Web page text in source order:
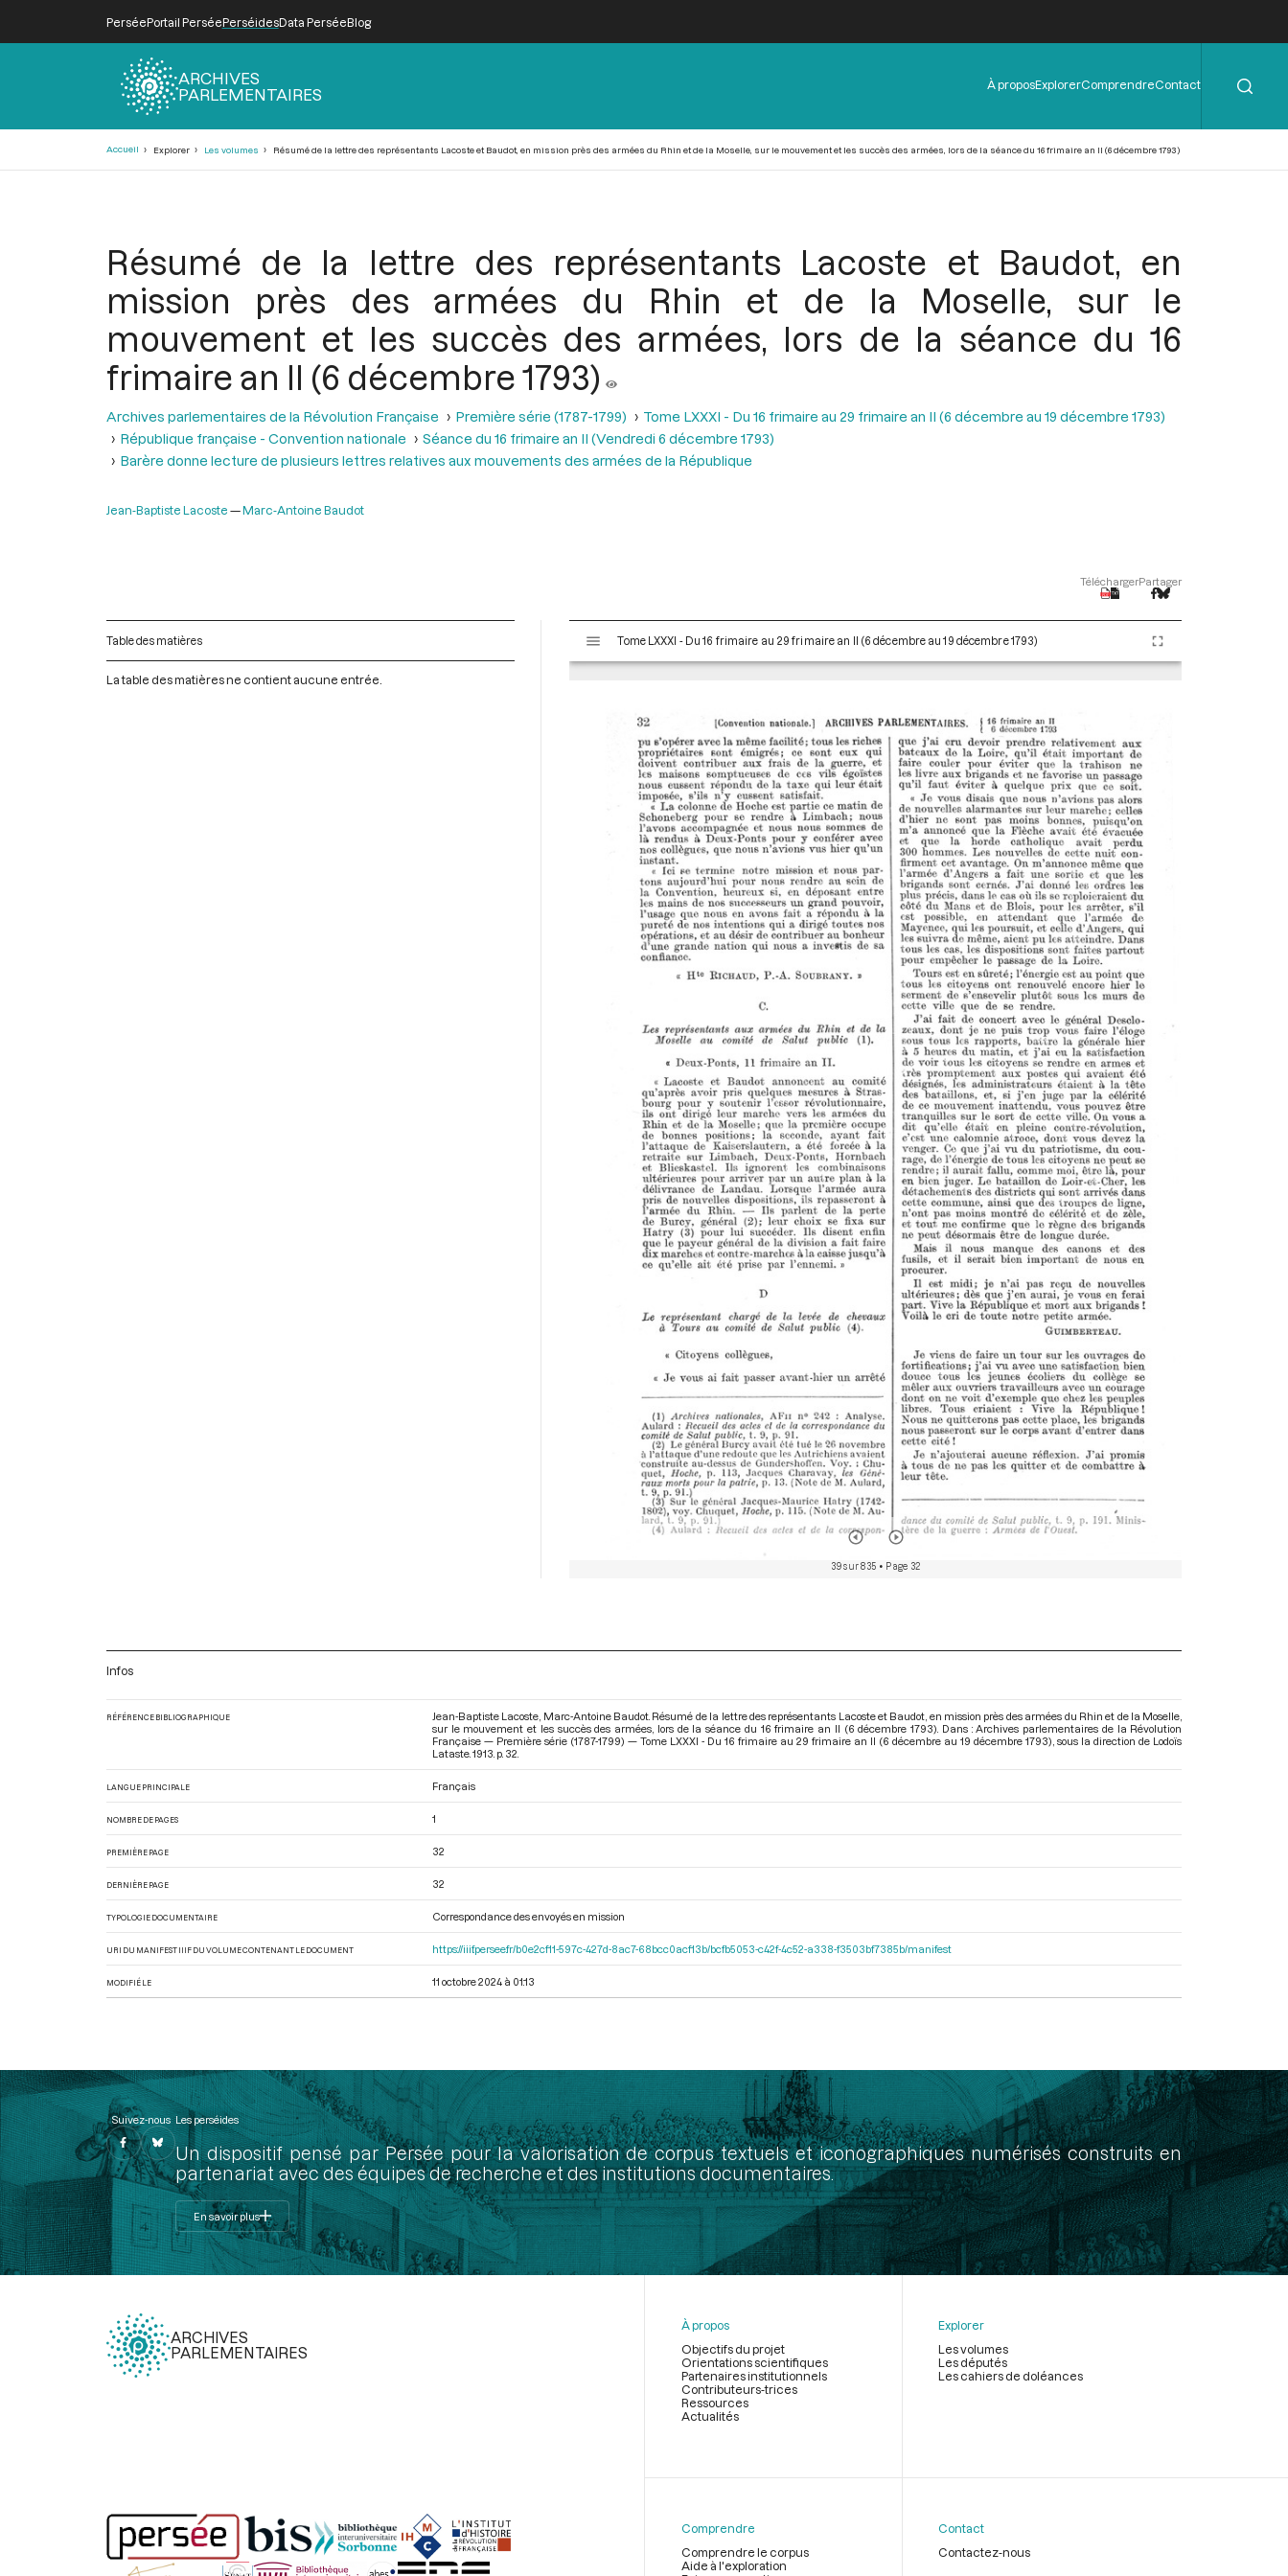
PerséePortail PerséePerséidesData PerséeBlog
ARCHIVES
PARLEMENTAIRES
Menu
de
À proposExplorerComprendreContact
Accueil Explorer Les volumes Résumé de la lettre des représentants Lacoste et Baudot, en mission près des armées du Rhin et de la Moselle, sur le mouvement et les succès des armées, lors de la séance du 16 frimaire an II (6 décembre 1793)
Résumé de la lettre des représentants Lacoste et Baudot, en
mission près des armées du Rhin et de la Moselle, sur le
mouvement et les succès des armées, lors de la séance du 16
frimaire an II (6 décembre 1793)
Archives parlementaires de la Révolution Française Première série (1787-1799)
Tome LXXXI - Du 16 frimaire au 29 frimaire an II (6 décembre au 19 décembre 1793)
République française - Convention nationale
Séance du 16 frimaire an II (Vendredi 6 décembre 1793)
Barère donne lecture de plusieurs lettres relatives aux mouvements des armées de la République
Jean-Baptiste Lacoste Marc-Antoine Baudot
TéléchargerPartager
Table des matières
La table des matières ne contient aucune entrée.
s
Tome LXXXI - Du 16 frimaire au 29 frimaire an II (6 décembre au 19 décembre 1793)
39 sur 835 • Page 32
Infos
RÉFÉRENCE BIBLIOGRAPHIQUE
Jean-Baptiste Lacoste, Marc-Antoine Baudot. Résumé de la lettre des représentants Lacoste et Baudot, en mission près des armées du Rhin et de la Moselle,
sur le mouvement et les succès des armées, lors de la séance du 16 frimaire an II (6 décembre 1793). Dans : Archives parlementaires de la Révolution
Française — Première série (1787-1799) — Tome LXXXI - Du 16 frimaire au 29 frimaire an II (6 décembre au 19 décembre 1793) , sous la direction de Lodoïs
Lataste. 1913. p. 32.
LANGUE PRINCIPALE Français
NOMBRE DE PAGES 1
PREMIÈRE PAGE 32
DERNIÈRE PAGE 32
TYPOLOGIE DOCUMENTAIRE Correspondance des envoyés en mission
URI DU MANIFEST IIIF DU VOLUME CONTENANT LE DOCUMENT https://iiif.persee.fr/b0e2cf11-597c-427d-8ac7-68bcc0acf13b/bcfb5053-c42f-4c52-a338-f3503bf7385b/manifest
MODIFIÉ LE 11 octobre 2024 à 01:13
Suivez-nous Les perséides
Un dispositif pensé par Persée pour la valorisation de corpus textuels et iconographiques numérisés construits en
partenariat avec des équipes de recherche et des institutions documentaires.
En savoir plus
ARCHIVES
PARLEMENTAIRES
page
À propos
Objectifs du projet
Orientations scientifiques
Partenaires institutionnels
Contributeurs-trices
Ressources
Actualités
Explorer
Les volumes
Les députés
Les cahiers de doléances
Comprendre
Comprendre le corpus
Aide à l'exploration
Contact
Contactez-nous